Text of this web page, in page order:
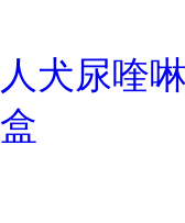
人犬尿喹
盒